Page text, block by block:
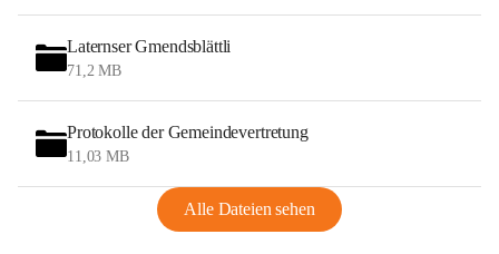
Laternser Gmendsblättli
71,2 MB
Protokolle der Gemeindevertretung
11,03 MB
Alle Dateien sehen